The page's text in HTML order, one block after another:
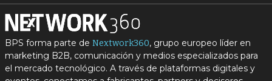
BPS forma parte de Nextwork360, grupo europeo líder en
marketing B2B, comunicación y medios especializados para
el mercado tecnológico. A través de plataformas digitales y